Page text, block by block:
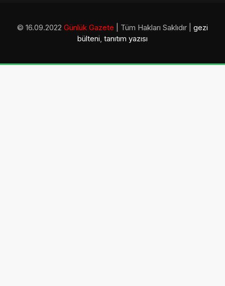
© 16.09.2022 Günlük Gazete | Tüm Hakları Saklıdır | gezi
bülteni, tanıtım yazısı